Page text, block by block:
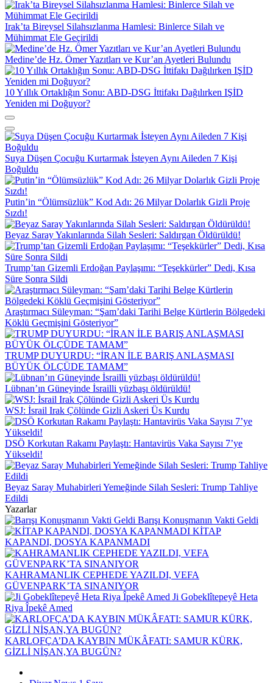
Irak’ta Bireysel Silahsızlanma Hamlesi: Binlerce Silah ve
Mühimmat Ele Geçirildi
Medine’de Hz. Ömer Yazıtları ve Kur’an Ayetleri Bulundu
10 Yıllık Ortaklığın Sonu: ABD-DSG İttifakı Dağılırken IŞİD
Yeniden mi Doğuyor?
Suya Düşen Çocuğu Kurtarmak İsteyen Aynı Aileden 7 Kişi
Boğuldu
Putin’in “Ölümsüzlük” Kod Adı: 26 Milyar Dolarlık Gizli Proje
Sızdı!
Beyaz Saray Yakınlarında Silah Sesleri: Saldırgan Öldürüldü!
Trump’tan Gizemli Erdoğan Paylaşımı: “Teşekkürler” Dedi, Kısa
Süre Sonra Sildi
Araştırmacı Süleyman: “Şam’daki Tarihi Belge Kürtlerin Bölgedeki
Köklü Geçmişini Gösteriyor”
TRUMP DUYURDU: “İRAN İLE BARIŞ ANLAŞMASI
BÜYÜK ÖLÇÜDE TAMAM”
Lübnan’ın Güneyinde İsrailli yüzbaşı öldürüldü!
WSJ: İsrail Irak Çölünde Gizli Askeri Üs Kurdu
DSÖ Korkutan Rakamı Paylaştı: Hantavirüs Vaka Sayısı 7’ye
Yükseldi!
Beyaz Saray Muhabirleri Yemeğinde Silah Sesleri: Trump Tahliye
Edildi
Yazarlar
Barışı Konuşmanın Vakti Geldi
KİTAP
KAPANDI, DOSYA KAPANMADI
KAHRAMANLIK CEPHEDE YAZILDI, VEFA
GÜVENPARK’TA SINANIYOR
Ji Gobeklîtepeyê Heta
Riya Îpekê Amed
KARLOFÇA’DA KAYBIN MÜKÂFATI: SAMUR KÜRK,
GİZLİ NİŞAN,YA BUGÜN?